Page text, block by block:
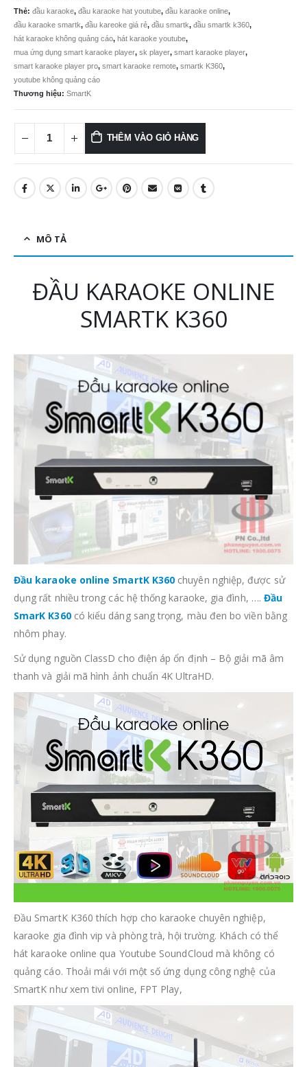
Thẻ: đầu karaoke, đầu karaoke hat youtube, đầu karaoke online,
đầu karaoke smartk, đầu kareoke giá rẻ, đầu smartk, đầu smartk k360,
hát karaoke không quảng cáo, hát karaoke youtube,
mua ứng dụng smart karaoke player, sk player, smart karaoke player,
smart karaoke player pro, smart karaoke remote, smartk K360,
youtube không quảng cáo
Thương hiệu: SmartK
THÊM VÀO GIỎ HÀNG
MÔ TẢ
ĐẦU KARAOKE ONLINE
SMARTK K360
Đầu karaoke online SmartK K360 chuyên nghiệp, được sử
dụng rất nhiều trong các hệ thống karaoke, gia đình, …. Đầu
SmarK K360có kiểu dáng sang trọng, màu đen bo viền bằng
nhôm phay.
Sử dụng nguồn ClassD cho điện áp ổn định – Bộ giải mã âm
thanh và giải mã hình ảnh chuẩn 4K UltraHD.
Đầu SmartK K360 thích hợp cho karaoke chuyên nghiệp,
karaoke gia đình vip và phòng trà, hội trường. Khách có thể
hát karaoke online qua Youtube SoundCloud mà không có
quảng cáo. Thoải mái với một số ứng dụng công nghệ của
SmartK như xem tivi online, FPT Play,